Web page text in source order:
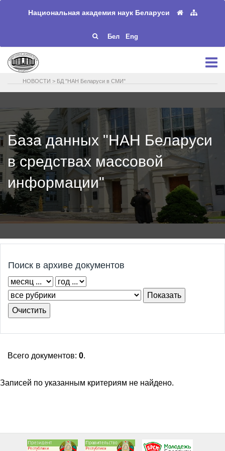
Национальная академия наук Беларуси
Бел Eng
НОВОСТИ > БД "НАН Беларуси в СМИ"
База данных "НАН Беларуси
в средствах массовой
информации"
Поиск в архиве документов
Всего документов: 0.
Записей по указанным критериям не найдено.